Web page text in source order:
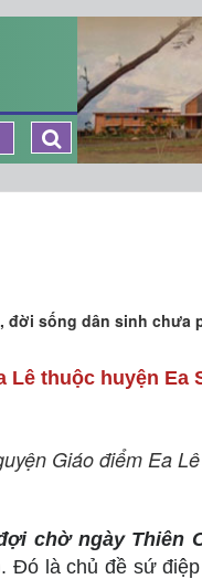
đời sống dân sinh chưa
Lê thuộc huyện Ea
Giáo điểm Ea Lê
chờ ngày Thiên
Đó là chủ đề sứ